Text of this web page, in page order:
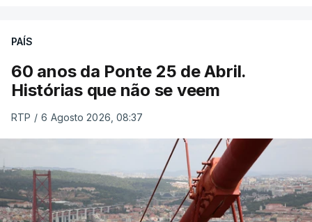
PAÍS
60 anos da Ponte 25 de Abril.
Histórias que não se veem
RTP / 6 Agosto 2026, 08:37